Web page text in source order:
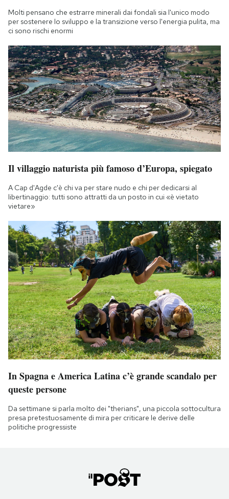
Molti pensano che estrarre minerali dai fondali sia l'unico modo
per sostenere lo sviluppo e la transizione verso l'energia pulita, ma
ci sono rischi enormi
Il villaggio naturista più famoso d’Europa, spiegato
A Cap d'Agde c'è chi va per stare nudo e chi per dedicarsi al
libertinaggio: tutti sono attratti da un posto in cui «è vietato
vietare»
In Spagna e America Latina c’è grande scandalo per
queste persone
Da settimane si parla molto dei "therians", una piccola sottocultura
presa pretestuosamente di mira per criticare le derive delle
politiche progressiste